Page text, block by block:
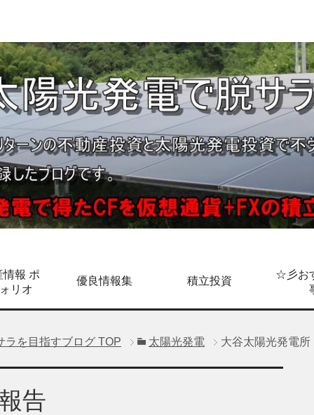
情報 ポ
リオ
優良情報集 積立投資
☆彡お
ラを目指すブログ TOP 太陽光発電 大谷太陽光発電
告